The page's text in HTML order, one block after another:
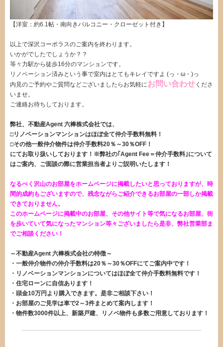
【洋室：約6.1帖・南向きバルコニー・クローゼット付き】
以上で深沢コーポラスのご案内を終わります。
いかがでしたでしょうか？？
等々力駅から徒歩16分のマンションです。
リノベーション済みという事で室内はとてもキレイですよ (っ・ω・)っ
内見のご予約やご質問などございましたらお気軽にお問い合わせ くださ
いませ。
ご連絡お待ちしております。
弊社、不動産Agent 六棒株式会社では、
□リノベーションマンションはほぼ全て仲介手数料無料！
□その他一般仲介物件は仲介手数料20％～30％OFF！
にてお取り扱いしております！※弊社の｢Agent Fee＝仲介手数料｣について
はご案内、ご面談の際に営業担当者よりご説明いたします！
なるべく沢山のお部屋をホームページに掲載したいと思っておりますが、時
間的成約もございますので、残念ながらご紹介できるお部屋の一部しか掲載
できておりません。
このホームページに掲載中のお部屋、その他サイト等で気になるお部屋、街
を歩いていて気になったマンション等々ございましたら是非、弊社営業部ま
でご相談ください！
～不動産Agent 六棒株式会社の特徴～
・一般仲介物件の仲介手数料は20％～30％OFFにてご案内中です！
・リノベーションマンションについてはほぼ全て仲介手数料無料です！
・住宅ローンに自信あります！
・頭金10万円より購入できます。是非ご相談下さい！
・お部屋のご見学は車で2～3件まとめて案内します！
・物件数3000件以上、新築戸建、リノベ物件も多数ご用意しております！